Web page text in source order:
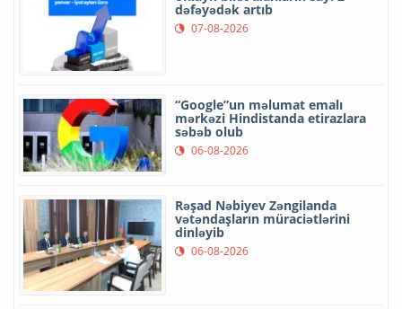
dəfəyədək artıb
07-08-2026
“Google”un məlumat emalı
mərkəzi Hindistanda etirazlara
səbəb olub
06-08-2026
Rəşad Nəbiyev Zəngilanda
vətəndaşların müraciətlərini
dinləyib
06-08-2026